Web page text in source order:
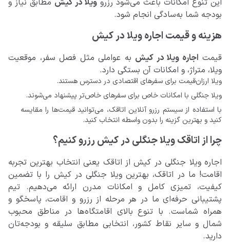
این تنوع امکانات باعث می‌شود رزرو ویلا‌ در کیش مطابق نیاز و
بودجه شما به‌سادگی انجام شود.
هزینه و قیمت اجاره ویلا در کیش
قیمت اجاره ویلا در کیش به عواملی مثل فصل سفر، موقعیت
ویلا، متراژ، و امکانات آن بستگی دارد.
ویلا ارزان‌قیمت برای سفرهای اقتصادی در دسترس هستند.
ویلا جنگلی با امکانات خاص برای سفرهای خاص‌تر پیشنهاد می‌شوند.
با استفاده از سیستم رزرو آنلاین اتاقک، می‌توانید قیمت‌ها را مقایسه
کنید و بهترین گزینه را بدون واسطه انتخاب کنید.
چرا از اتاقک ویلا جنگلی در کیش رزرو کنیم؟
اجاره ویلا جنگلی در کیش از اتاقک یعنی انتخاب بهترین تجربه
اقامت! ما در اتاقک، بهترین ویلا جنگلی در کیش را با تضمین
کیفیت، تمیزی کامل و امکانات مدرن ارائه می‌دهیم. تیم
پشتیبانی حرفه‌ای ما در هر مرحله از رزرو و اقامت، پاسخگو و
همراه شماست. با تنوع بالای اقامتگاه‌ها در مناطق محبوب
شمال و سایر نقاط کشور، انتخابی مطابق سلیقه و بودجه‌تان
دارید.